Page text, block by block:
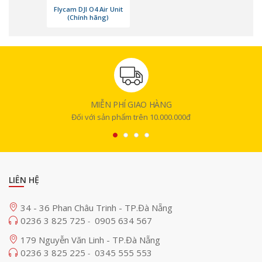
Với những ai chuyên sử dụng flycam để ghi hình hoặc sáng tạo nội
dung về thiên nhiên, phong cảnh, Anh Đức Digital gợi ý lựa chọn phiên
bản
không gián đoạn, mang lại trải nghiệm điều khiển và quan sát vượt trội.
Flycam DJI O4 Air Unit
(Chính hãng)
MIỄN PHÍ GIAO HÀNG
Đối với sản phẩm trên 10.000.000đ
LIÊN HỆ
34 - 36 Phan Châu Trinh - TP.Đà Nẵng
0236 3 825 725 - 0905 634 567
179 Nguyễn Văn Linh - TP.Đà Nẵng
0236 3 825 225 - 0345 555 553